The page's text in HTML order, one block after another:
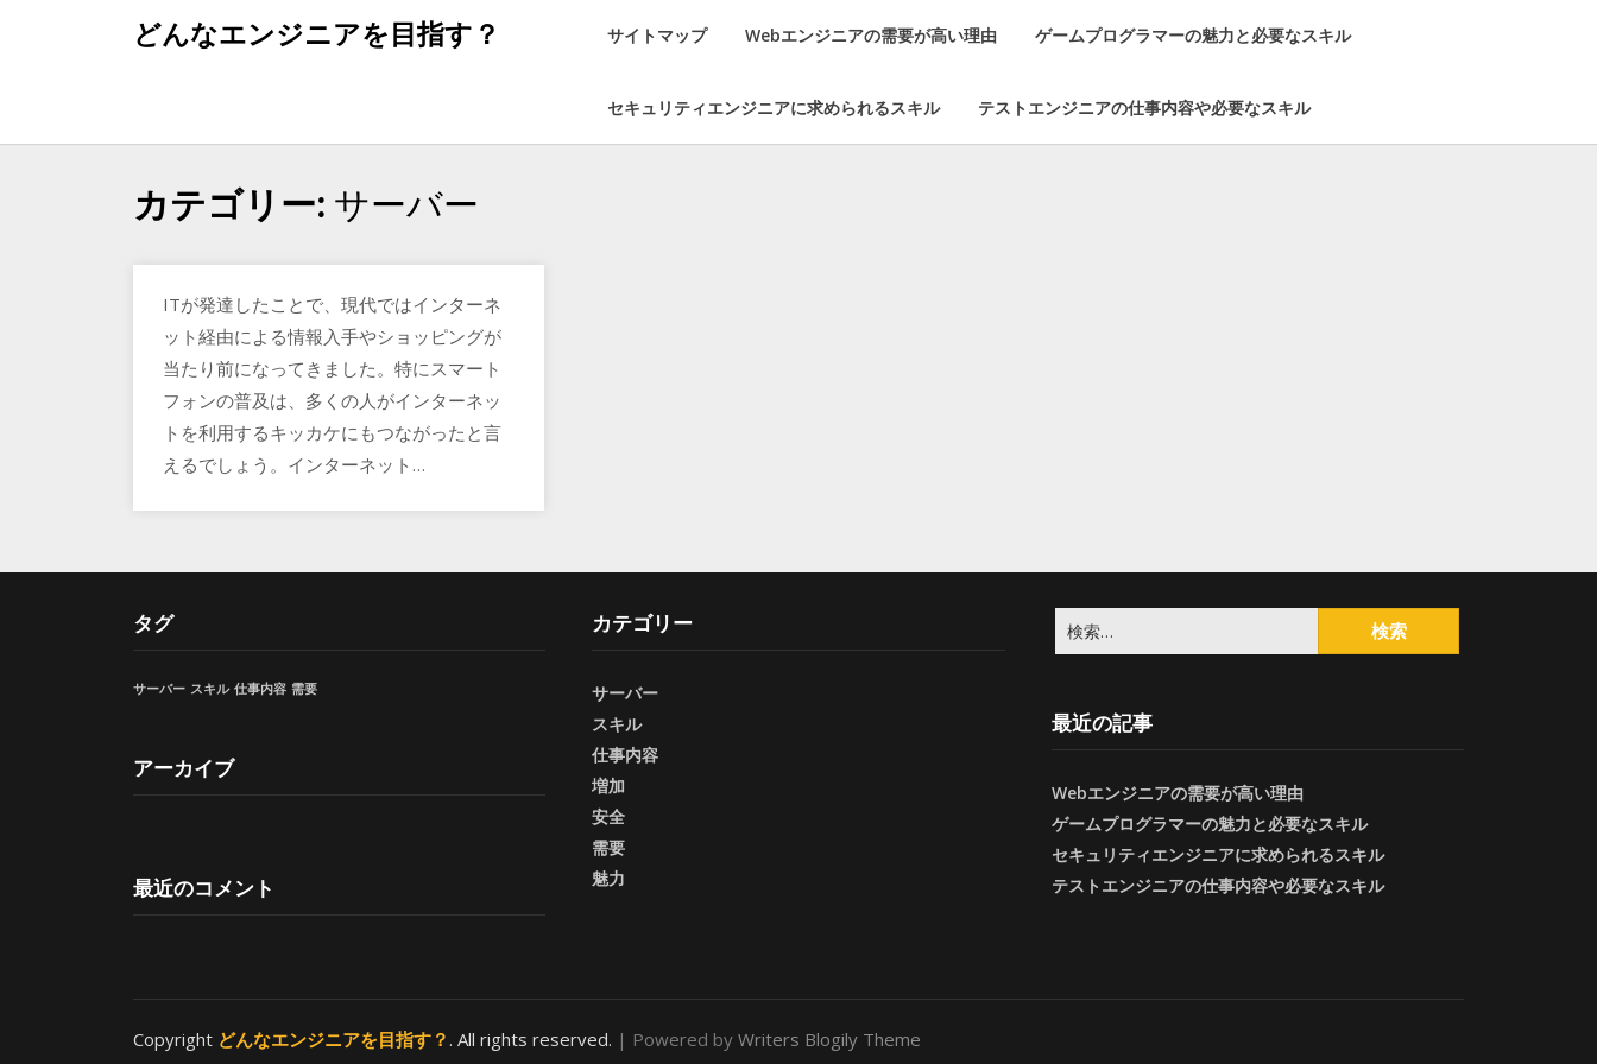
どんなエンジニアを目指す？ サイトマップ Webエンジニアの需要が高い理由 ゲームプログラマーの魅力と必要なスキル
セキュリティエンジニアに求められるスキル テストエンジニアの仕事内容や必要なスキル
カテゴリー: サーバー
ITが発達したことで、現代ではインターネ
ット経由による情報入手やショッピングが
当たり前になってきました。特にスマート
フォンの普及は、多くの人がインターネッ
トを利用するキッカケにもつながったと言
えるでしょう。インターネット…
タグ
サーバー スキル 仕事内容 需要
アーカイブ
最近のコメント
カテゴリー
サーバー
スキル
仕事内容
増加
安全
需要
魅力
検
索:
最近の記事
Webエンジニアの需要が高い理由
ゲームプログラマーの魅力と必要なスキル
セキュリティエンジニアに求められるスキル
テストエンジニアの仕事内容や必要なスキル
Copyright どんなエンジニアを目指す？. All rights reserved. | Powered by Writers Blogily Theme